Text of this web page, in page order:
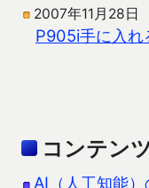
2007年11月28日
P905i手に入れ
コンテン
AI（人工知能